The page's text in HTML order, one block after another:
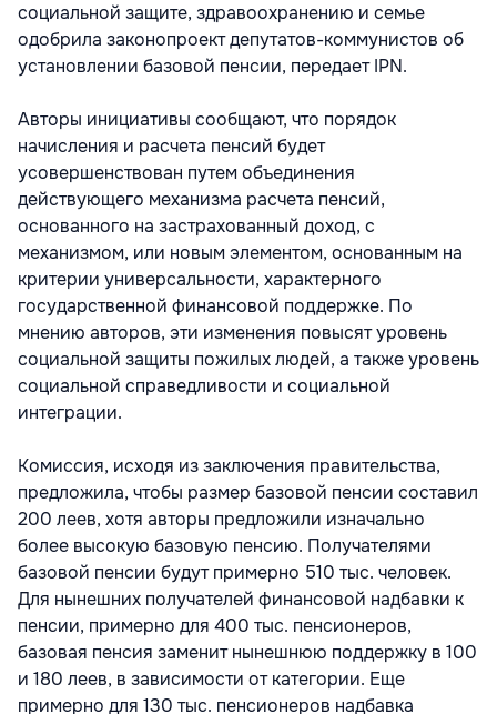
социальной защите, здравоохранению и семье
одобрила законопроект депутатов-коммунистов об
установлении базовой пенсии, передает IPN.
Авторы инициативы сообщают, что порядок
начисления и расчета пенсий будет
усовершенствован путем объединения
действующего механизма расчета пенсий,
основанного на застрахованный доход, с
механизмом, или новым элементом, основанным на
критерии универсальности, характерного
государственной финансовой поддержке. По
мнению авторов, эти изменения повысят уровень
социальной защиты пожилых людей, а также уровень
социальной справедливости и социальной
интеграции.
Комиссия, исходя из заключения правительства,
предложила, чтобы размер базовой пенсии составил
200 леев, хотя авторы предложили изначально
более высокую базовую пенсию. Получателями
базовой пенсии будут примерно 510 тыс. человек.
Для нынешних получателей финансовой надбавки к
пенсии, примерно для 400 тыс. пенсионеров,
базовая пенсия заменит нынешнюю поддержку в 100
и 180 леев, в зависимости от категории. Еще
примерно для 130 тыс. пенсионеров надбавка